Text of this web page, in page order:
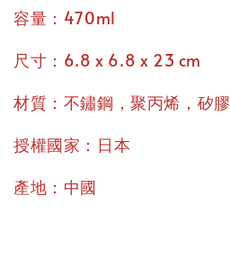
容量：470ml
尺寸：6.8 x 6.8 x 23 cm
材質：不鏽鋼，聚丙烯，矽膠
授權國家：日本
產地：中國